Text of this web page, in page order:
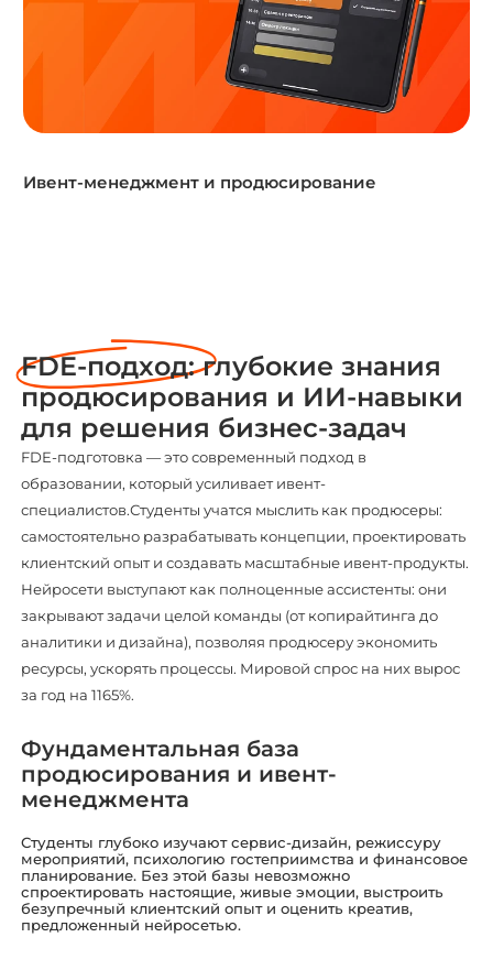
Ивент-менеджмент и продюсирование
FDE-подход:глубокие знания
продюсирования и ИИ-навыки
для решения бизнес-задач
FDE-подготовка — это современный подход в
образовании, который усиливает ивент-
специалистов.Студенты учатся мыслить как продюсеры:
самостоятельно разрабатывать концепции, проектировать
клиентский опыт и создавать масштабные ивент-продукты.
Нейросети выступают как полноценные ассистенты: они
закрывают задачи целой команды (от копирайтинга до
аналитики и дизайна), позволяя продюсеру экономить
ресурсы, ускорять процессы. Мировой спрос на них вырос
за год на 1165%.
Фундаментальная база
продюсирования и ивент-
менеджмента
Студенты глубоко изучают сервис-дизайн, режиссуру
мероприятий, психологию гостеприимства и финансовое
планирование. Без этой базы невозможно
спроектировать настоящие, живые эмоции, выстроить
безупречный клиентский опыт и оценить креатив,
предложенный нейросетью.